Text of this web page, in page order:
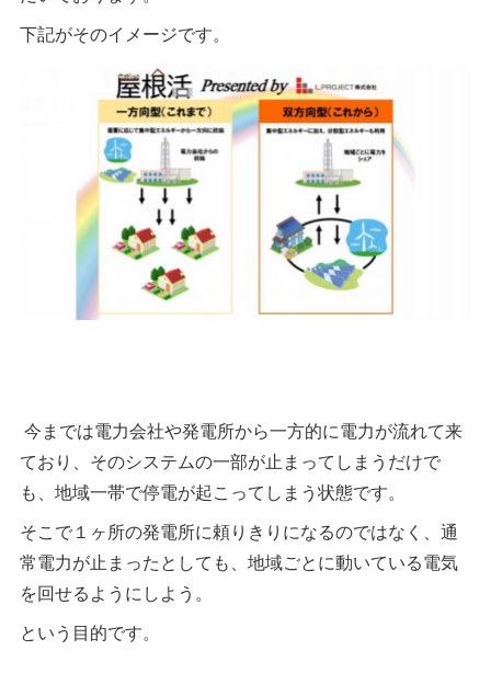
下記がそのイメージです。
今までは電力会社や発電所から一方的に電力が流れて来
ており、そのシステムの一部が止まってしまうだけで
も、地域一帯で停電が起こってしまう状態です。
そこで１ヶ所の発電所に頼りきりになるのではなく、通
常電力が止まったとしても、地域ごとに動いている電気
を回せるようにしよう。
という目的です。